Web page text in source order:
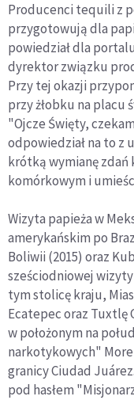
Producenci tequili z
przygotowują dla
powiedział dla
dyrektor związku
Przy tej okazji
przy żłobku na placu
"Ojcze Święty,
odpowiedział na to z
krótką wymianę
komórkowym i
Wizyta papieża w
amerykańskim po
Boliwii (2015) oraz
sześciodniowej
tym stolicę kraju,
Ecatepec oraz Tuxtlę
w położonym na
narkotykowych"
granicy Ciudad
pod hasłem